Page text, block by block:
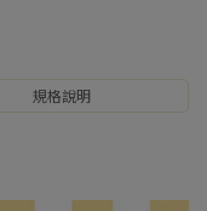
規格說明